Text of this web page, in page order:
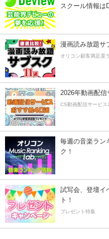
スクール情報は
漫画読み放題サ
オリコン顧客満足度
2026年動画配信
CS動画配信サービス
毎週の音楽ラン
ク！
試写会、登壇イ
ト！
プレゼント特集